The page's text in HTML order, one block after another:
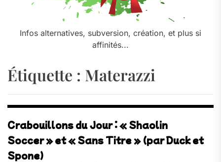
Infos alternatives, subversion, création, et plus si
affinités...
Étiquette : Materazzi
Crabouillons du Jour : « Shaolin
Soccer » et « Sans Titre » (par Duck et
Spone)